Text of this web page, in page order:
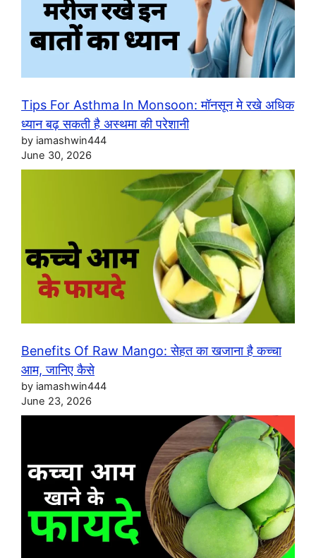
Tips For Asthma In Monsoon: मॉनसून मे रखे अधिक
ध्यान बढ़ सकती है अस्थमा की परेशानी
by iamashwin444
June 30, 2026
Benefits Of Raw Mango: सेहत का खजाना है कच्चा
आम, जानिए कैसे
by iamashwin444
June 23, 2026